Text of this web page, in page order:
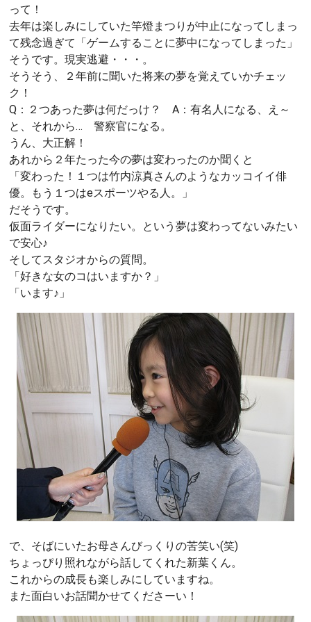
って！
去年は楽しみにしていた竿燈まつりが中止になってしまっ
て残念過ぎて「ゲームすることに夢中になってしまった」
そうです。現実逃避・・・。
そうそう、２年前に聞いた将来の夢を覚えていかチェッ
ク！
Q：２つあった夢は何だっけ？ A：有名人になる、え～
と、それから… 警察官になる。
うん、大正解！
あれから２年たった今の夢は変わったのか聞くと
「変わった！１つは竹内涼真さんのようなカッコイイ俳
優。もう１つはeスポーツやる人。」
だそうです。
仮面ライダーになりたい。という夢は変わってないみたい
で安心♪
そしてスタジオからの質問。
「好きな女のコはいますか？」
「います♪」
で、そばにいたお母さんびっくりの苦笑い(笑)
ちょっぴり照れながら話してくれた新葉くん。
これからの成長も楽しみにしていますね。
また面白いお話聞かせてくださーい！